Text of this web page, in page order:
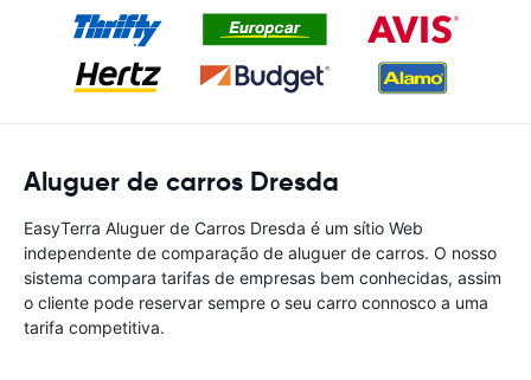
Aluguer de carros Dresda
EasyTerra Aluguer de Carros Dresda é um sítio Web
independente de comparação de aluguer de carros. O nosso
sistema compara tarifas de empresas bem conhecidas, assim
o cliente pode reservar sempre o seu carro connosco a uma
tarifa competitiva.